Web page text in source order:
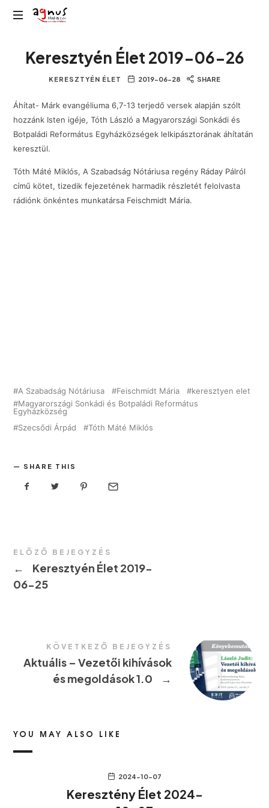
Agnus
közösségi
rádiója
Keresztyén Élet 2019-06-26
KERESZTYÉN ÉLET 2019-06-28 SHARE
Áhítat- Márk evangéliuma 6,7-13 terjedő versek alapján szólt
hozzánk Isten igéje, Tóth László a Magyarországi Sonkádi és
Botpaládi Református Egyházközségek lelkipásztorának áhítatán
keresztül.
Tóth Máté Miklós, A Szabadság Nótáriusa regény Ráday Pálról
című kötet, tizedik fejezetének harmadik részletét felolvasta
rádiónk önkéntes munkatársa Feischmidt Mária.
A Szabadság Nótáriusa Feischmidt Mária
keresztyen elet
Magyarországi Sonkádi és Botpaládi Református
Egyházközség
Szecsődi Árpád
Tóth Máté Miklós
SHARE THIS
ELŐZŐ BEJEGYZÉS
←
Keresztyén Élet 2019-
06-25
KÖVETKEZŐ BEJEGYZÉS
Aktuális – Vezetői kihívások
és megoldások 1.0
→
YOU MAY ALSO LIKE
2024-10-07
Keresztény Élet 2024-